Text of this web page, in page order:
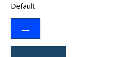
Default